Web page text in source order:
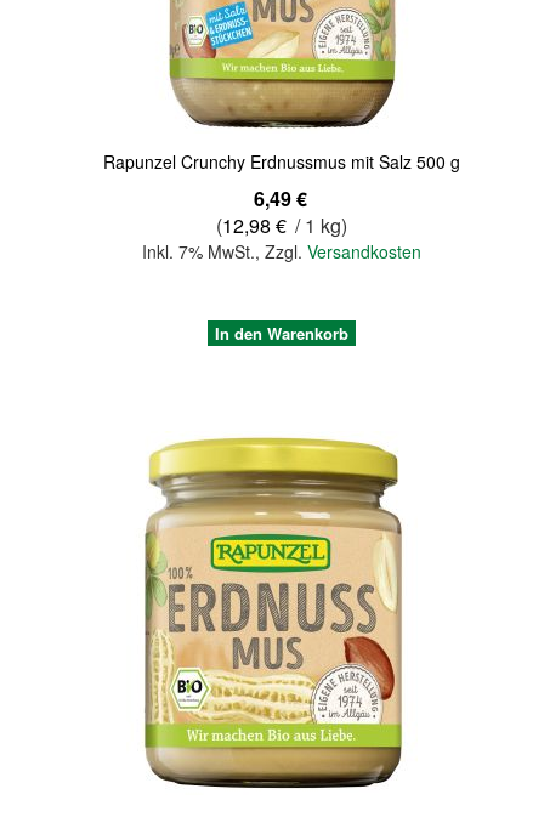
Rapunzel Crunchy Erdnussmus mit Salz 500 g
6,49 €
(12,98 € / 1 kg)
Inkl. 7% MwSt.,Zzgl.Versandkosten
In den Warenkorb